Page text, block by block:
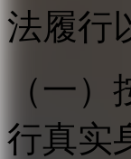
法履行
（一
行真实